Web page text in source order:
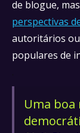
de blogue,
perspectivas
autoritários ou
populares de
Uma